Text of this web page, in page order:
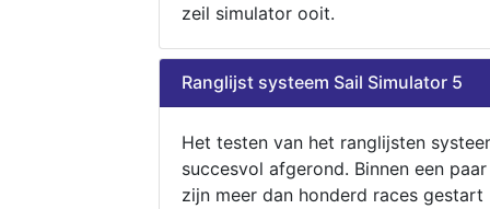
zeil simulator ooit.
Ranglijst systeem Sail Simulator 5
Het testen van het ranglijsten
succesvol afgerond. Binnen een
zijn meer dan honderd races gestart